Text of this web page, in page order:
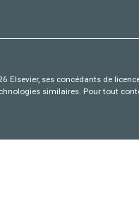
Elsevier, ses concédants de
similaires. Pour tout